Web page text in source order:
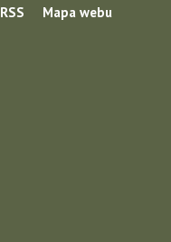
RSS
Mapa webu